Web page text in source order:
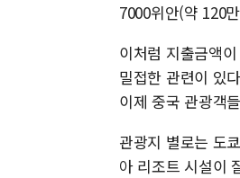
7000위안(약 120
이처럼 지출금액
밀접한 관련이 있
이제 중국 관광객
관광지 별로는 도
아 리조트 시설이